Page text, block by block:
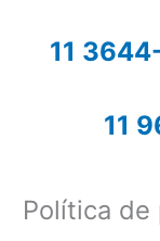
11
11
Política de